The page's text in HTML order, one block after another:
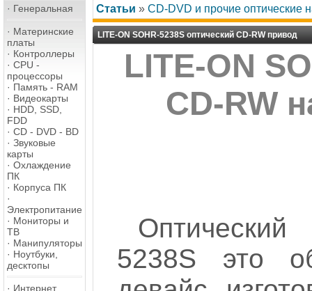
· Генеральная
· Материнские
платы
· Контроллеры
· CPU -
процессоры
· Память - RAM
· Видеокарты
· HDD, SSD,
FDD
· CD - DVD - BD
· Звуковые
карты
· Охлаждение
ПК
· Корпуса ПК
·
Электропитание
· Мониторы и
ТВ
· Манипуляторы
· Ноутбуки,
десктопы
· Интернет
Статьи » CD-DVD и прочие оптические
LITE-ON SOHR-5238S оптический CD-RW привод
LITE-ON
CD-RW
5238S это